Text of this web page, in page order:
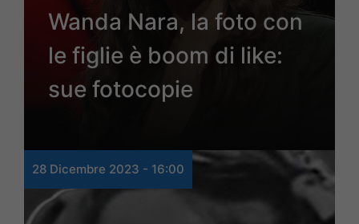
Wanda Nara, la foto con
le figlie è boom di like:
sue fotocopie
28 Dicembre 2023 - 16:00